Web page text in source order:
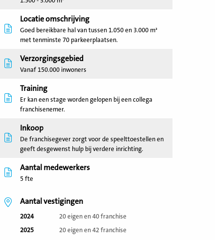
Locatie omschrijving
Goed bereikbare hal van tussen 1.050 en 3.000 m²
met tenminste 70 parkeerplaatsen.
Verzorgingsgebied
Vanaf 150.000 inwoners
Training
Er kan een stage worden gelopen bij een collega
franchisenemer.
Inkoop
De franchisegever zorgt voor de speelttoestellen en
geeft desgewenst hulp bij verdere inrichting.
Aantal medewerkers
5 fte
Aantal vestigingen
2024
20 eigen en 40 franchise
2025
20 eigen en 42 franchise